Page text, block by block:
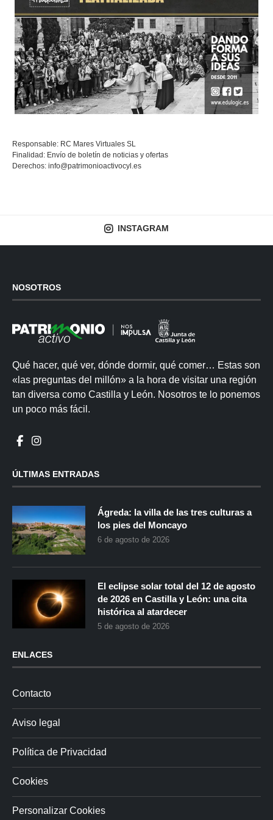
Responsable: RC Mares Virtuales SL
Finalidad: Envío de boletín de noticias y ofertas
Derechos: info@patrimonioactivocyl.es
INSTAGRAM
NOSOTROS
Qué hacer, qué ver, dónde dormir, qué comer… Estas son
«las preguntas del millón» a la hora de visitar una región
tan diversa como Castilla y León. Nosotros te lo ponemos
un poco más fácil.
ÚLTIMAS ENTRADAS
Ágreda: la villa de las tres culturas a
los pies del Moncayo
6 de agosto de 2026
El eclipse solar total del 12 de agosto
de 2026 en Castilla y León: una cita
histórica al atardecer
5 de agosto de 2026
ENLACES
Contacto
Aviso legal
Política de Privacidad
Cookies
Personalizar Cookies